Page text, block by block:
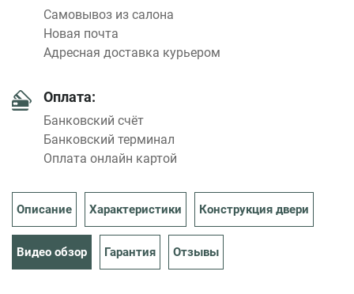
Самовывоз из салона
Новая почта
Адресная доставка курьером
Оплата:
Банковский счёт
Банковский терминал
Оплата онлайн картой
Описание Характеристики Конструкция двери
Видео обзор Гарантия Отзывы